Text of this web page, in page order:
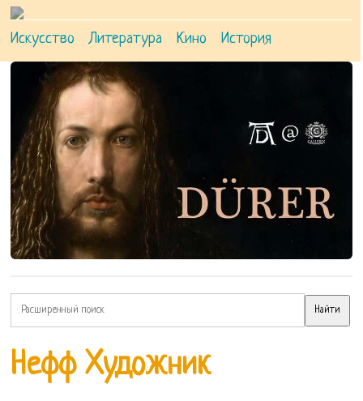
Искусство Литература Кино История
Нефф Художник